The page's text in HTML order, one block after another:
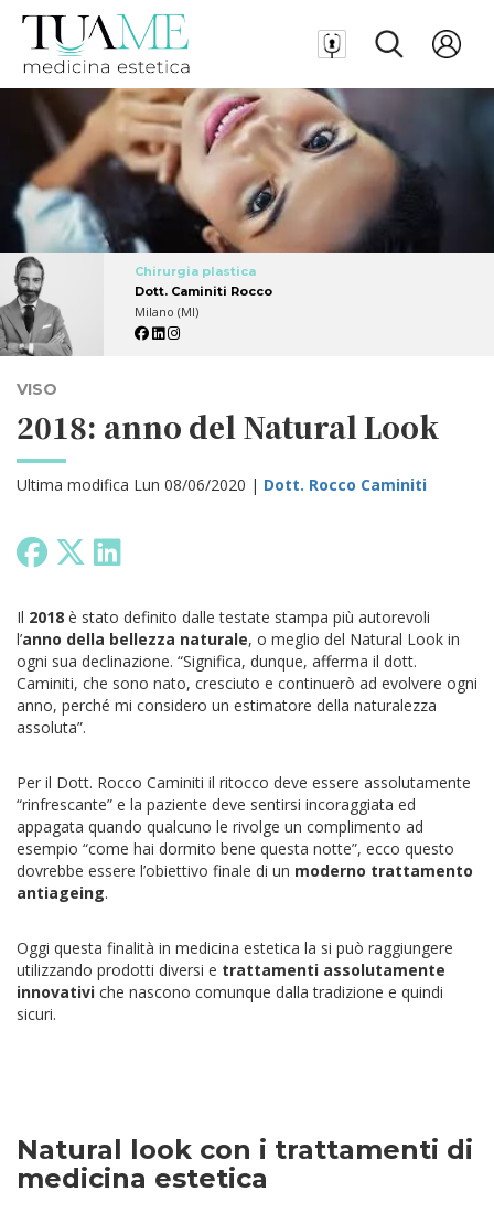
Chirurgia plastica
Dott. Caminiti Rocco
Milano (MI)
VISO
2018: anno del Natural Look
Ultima modifica Lun 08/06/2020 | Dott. Rocco Caminiti
Il 2018 è stato definito dalle testate stampa più autorevoli
l’anno della bellezza naturale, o meglio del Natural Look in
ogni sua declinazione. “Significa, dunque, afferma il dott.
Caminiti, che sono nato, cresciuto e continuerò ad evolvere ogni
anno, perché mi considero un estimatore della naturalezza
assoluta”.
Per il Dott. Rocco Caminiti il ritocco deve essere assolutamente
“rinfrescante” e la paziente deve sentirsi incoraggiata ed
appagata quando qualcuno le rivolge un complimento ad
esempio “come hai dormito bene questa notte”, ecco questo
dovrebbe essere l’obiettivo finale di un moderno trattamento
antiageing.
Oggi questa finalità in medicina estetica la si può raggiungere
utilizzando prodotti diversi e trattamenti assolutamente
innovativi che nascono comunque dalla tradizione e quindi
sicuri.
Natural look con i trattamenti di
medicina estetica